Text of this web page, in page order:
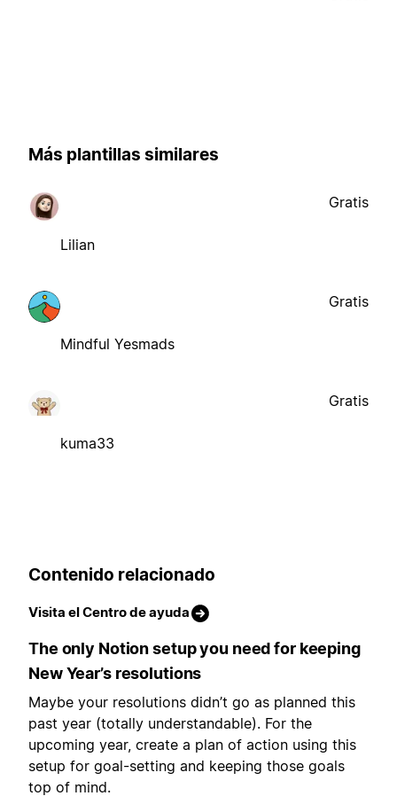
Más plantillas similares
Lilian
Gratis
Mindful Yesmads
Gratis
kuma33
Gratis
Contenido relacionado
Visita el Centro de ayuda
The only Notion setup you need for keeping
New Year’s resolutions
Maybe your resolutions didn’t go as planned this
past year (totally understandable). For the
upcoming year, create a plan of action using this
setup for goal-setting and keeping those goals
top of mind.